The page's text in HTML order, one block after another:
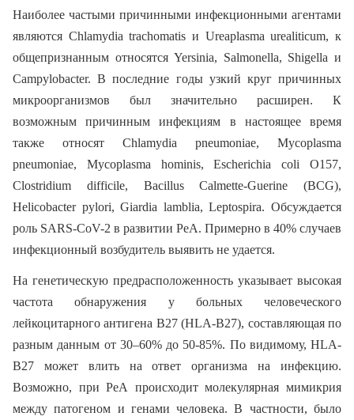
Наиболее частыми причинными инфекционными агентами
являются Chlamydia trachomatis и Ureaplasma urealiticum, к
общепризнанным относятся Yersinia, Salmonella, Shigella и
Campylobacter. В последние годы узкий круг причинных
микроорганизмов был значительно расширен. К
возможным причинным инфекциям в настоящее время
также относят Chlamydia pneumoniae, Mycoplasma
pneumoniae, Mycoplasma hominis, Escherichia coli O157,
Clostridium difficile, Bacillus Calmette-Guerine (BCG),
Helicobacter pylori, Giardia lamblia, Leptospira. Обсуждается
роль SARS-CoV-2 в развитии РеА. Примерно в 40% случаев
инфекционный возбудитель выявить не удается.
На генетическую предрасположенность указывает высокая
частота обнаружения у больных человеческого
лейкоцитарного антигена В27 (HLA-B27), составляющая по
разным данным от 30–60% до 50-85%. По видимому, HLA-
B27 может влить на ответ организма на инфекцию.
Возможно, при РеА происходит молекулярная мимикрия
между патогеном и генами человека. В частности, было